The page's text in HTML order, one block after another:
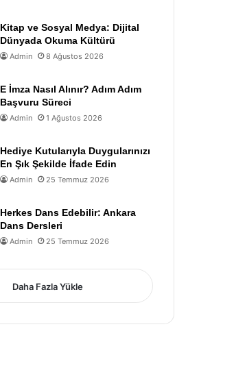
Kitap ve Sosyal Medya: Dijital
Dünyada Okuma Kültürü
Admin 8 Ağustos 2026
E İmza Nasıl Alınır? Adım Adım
Başvuru Süreci
Admin 1 Ağustos 2026
Hediye Kutularıyla Duygularınızı
En Şık Şekilde İfade Edin
Admin 25 Temmuz 2026
Herkes Dans Edebilir: Ankara
Dans Dersleri
Admin 25 Temmuz 2026
Daha Fazla Yükle